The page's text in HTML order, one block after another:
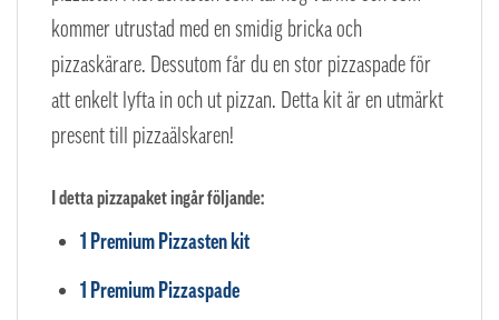
kommer utrustad med en smidig bricka och
pizzaskärare. Dessutom får du en stor pizzaspade för
att enkelt lyfta in och ut pizzan. Detta kit är en utmärkt
present till pizzaälskaren!
I detta pizzapaket ingår följande:
1 Premium Pizzasten kit
1 Premium Pizzaspade